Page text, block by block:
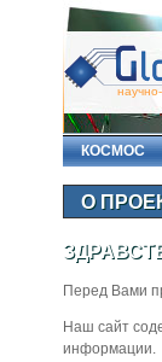
КОСМОС
О
Перед Вами
Наш сайт
информации.